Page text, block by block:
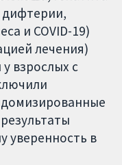
дифтерии,
и COVID-19)
лечения)
взрослых с
уверенность в